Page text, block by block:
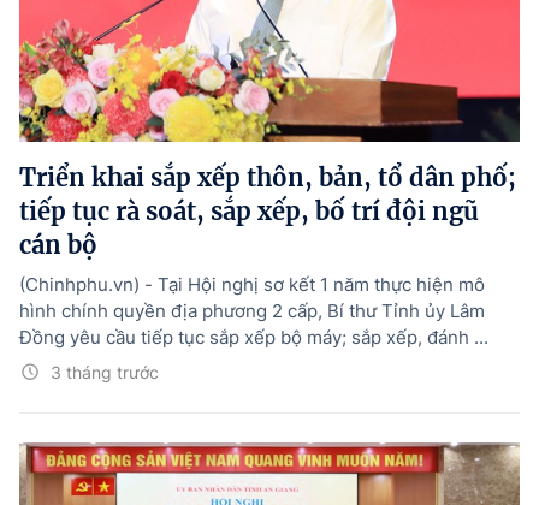
Triển khai sắp xếp thôn, bản, tổ dân phố;
tiếp tục rà soát, sắp xếp, bố trí đội ngũ
cán bộ
3 tháng trước
(Chinhphu.vn) - Tại Hội nghị sơ kết 1 năm thực hiện mô
hình chính quyền địa phương 2 cấp, Bí thư Tỉnh ủy Lâm
Đồng yêu cầu tiếp tục sắp xếp bộ máy; sắp xếp, đánh ...